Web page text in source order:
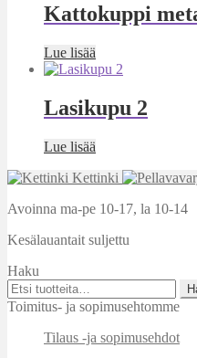
Kattokuppi
Lue lisää
Lasikupu 2
Lue lisää
Kettinki
Avoinna ma-pe 10-17, la 10-14
Kesälauantait suljettu
Haku
Etsi:
Toimitus- ja sopimusehtomme
Tilaus -ja sopimusehdot